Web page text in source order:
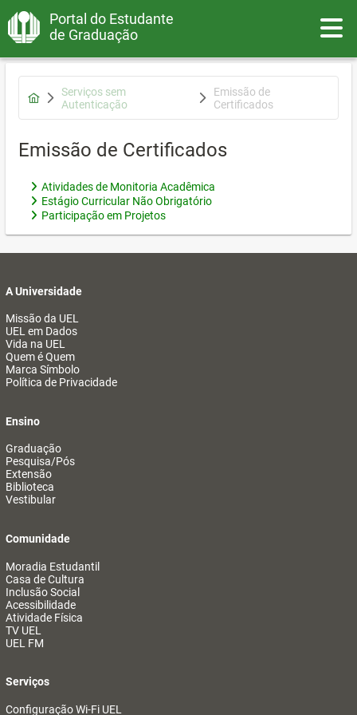
Portal do Estudante
de Graduação
Serviços sem
Autenticação
Emissão de
Certificados
Emissão de Certificados
Atividades de Monitoria Acadêmica
Estágio Curricular Não Obrigatório
Participação em Projetos
A Universidade
Missão da UEL
UEL em Dados
Vida na UEL
Quem é Quem
Marca Símbolo
Política de Privacidade
Ensino
Graduação
Pesquisa/Pós
Extensão
Biblioteca
Vestibular
Comunidade
Moradia Estudantil
Casa de Cultura
Inclusão Social
Acessibilidade
Atividade Física
TV UEL
UEL FM
Serviços
Configuração Wi-Fi UEL